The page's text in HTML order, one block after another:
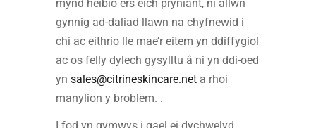
mynd heibio ers eich pryniant, ni allwn
gynnig ad-daliad llawn na chyfnewid i
chi ac eithrio lle mae’r eitem yn ddiffygiol
ac os felly dylech gysylltu â ni yn ddi-oed
yn sales@citrineskincare.net a rhoi
manylion y broblem. .